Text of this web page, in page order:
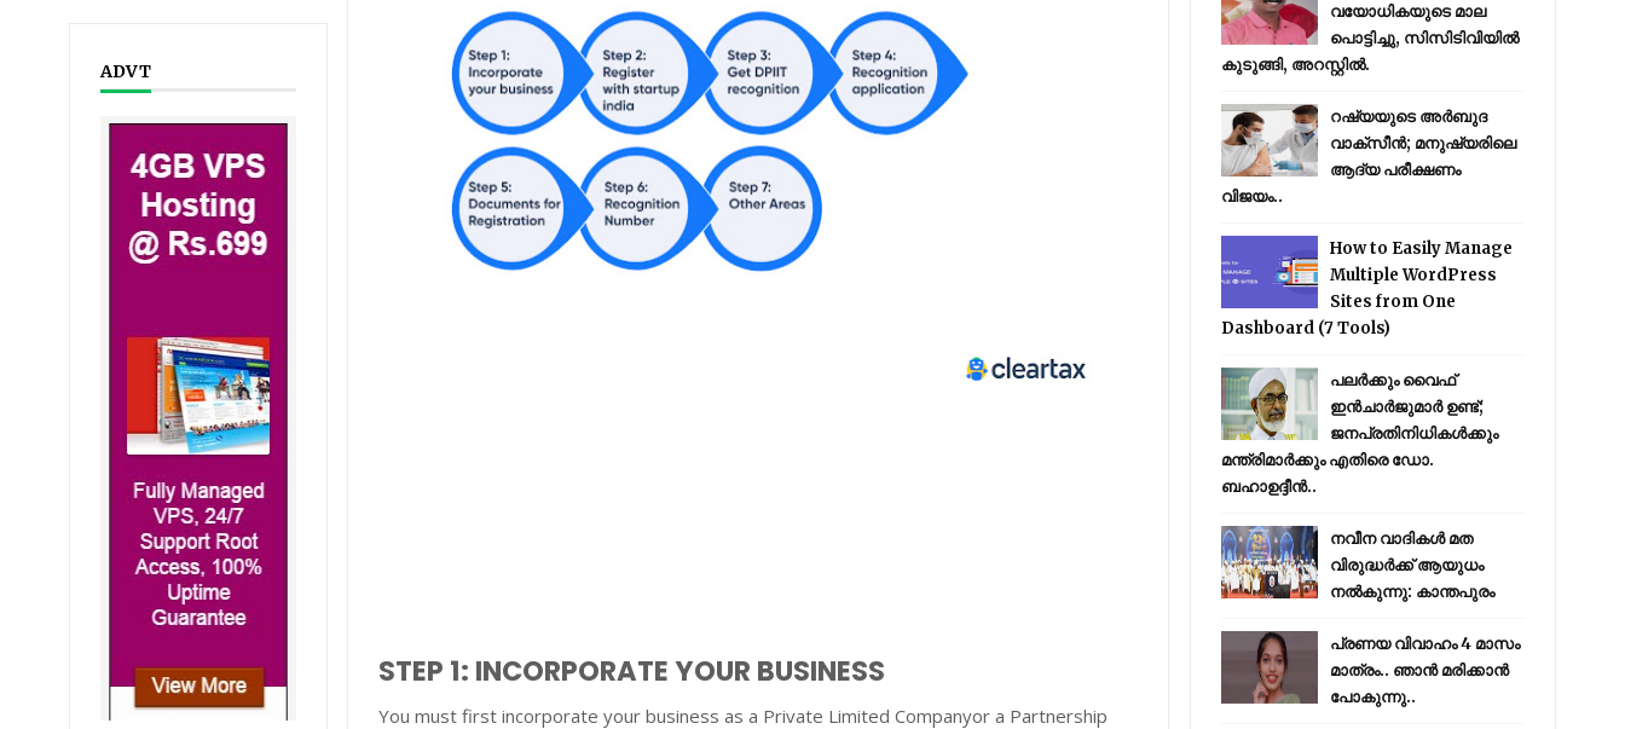
ADVT
STEP 1: INCORPORATE YOUR BUSINESS
You must first incorporate your business as a Private Limited Companyor a Partnership
വയോധികയുടെ മാല
പൊട്ടിച്ചു, സിസിടിവിയില്‍
കുടുങ്ങി, അറസ്റ്റില്‍.
റഷ്യയുടെ അര്‍ബുദ
വാക്‌സീന്‍; മനുഷ്യരിലെ
ആദ്യ പരീക്ഷണം
വിജയം..
How to Easily Manage
Multiple WordPress
Sites from One
Dashboard (7 Tools)
പലർക്കും വൈഫ്
ഇൻചാർജുമാർ ഉണ്ട്;
ജനപ്രതിനിധികൾക്കും
മന്ത്രിമാർക്കും എതിരെ ഡോ.
ബഹാഉദ്ദീൻ..
നവീന വാദികൾ മത
വിരുദ്ധർക്ക് ആയുധം
നൽകുന്നു: കാന്തപുരം
പ്രണയ വിവാഹം 4 മാസം
മാത്രം.. ഞാൻ മരിക്കാൻ
പോകുന്നു..